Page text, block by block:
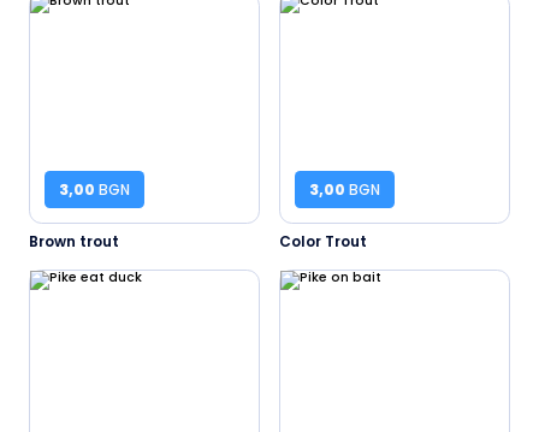
3,00 BGN
Brown trout
3,00 BGN
Color Trout